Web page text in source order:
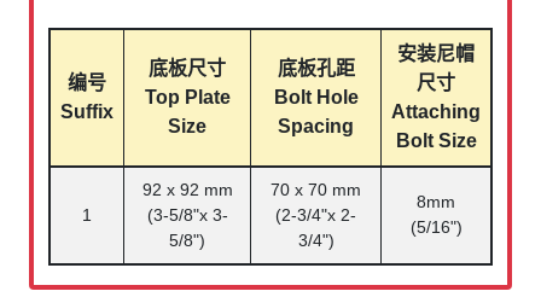
编号
Suffix
底板尺寸
Top Plate
Size
底板孔距
Bolt Hole
Spacing
安装尼帽
尺寸
Attaching
Bolt Size
1
92 x 92 mm
(3-5/8"x 3-
5/8")
70 x 70 mm
(2-3/4"x 2-
3/4")
8mm
(5/16")